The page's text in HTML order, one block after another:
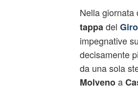
Nella giornata
tappa del
impegnative
decisamente
da una sola
Molvenoa